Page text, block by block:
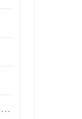
泰安摩登纳货柜搬迁移机 自动立体仓储货柜回收